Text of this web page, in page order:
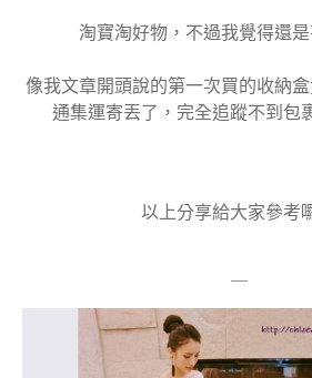
淘寶淘好物，不過我覺得還是
像我文章開頭說的第一次買的收納
通集運寄丟了，完全追蹤不到包
以上分享給大家參考
—